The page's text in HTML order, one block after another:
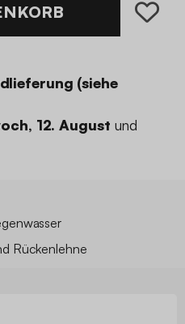
(siehe
12. August und
Rückenlehne